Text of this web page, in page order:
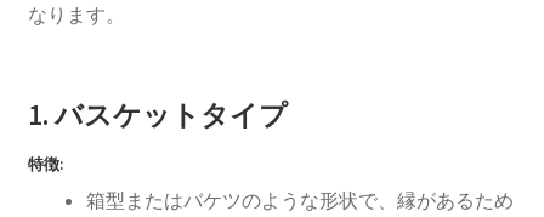
なります。
1. バスケットタイプ
特徴:
箱型またはバケツのような形状で、縁があるため